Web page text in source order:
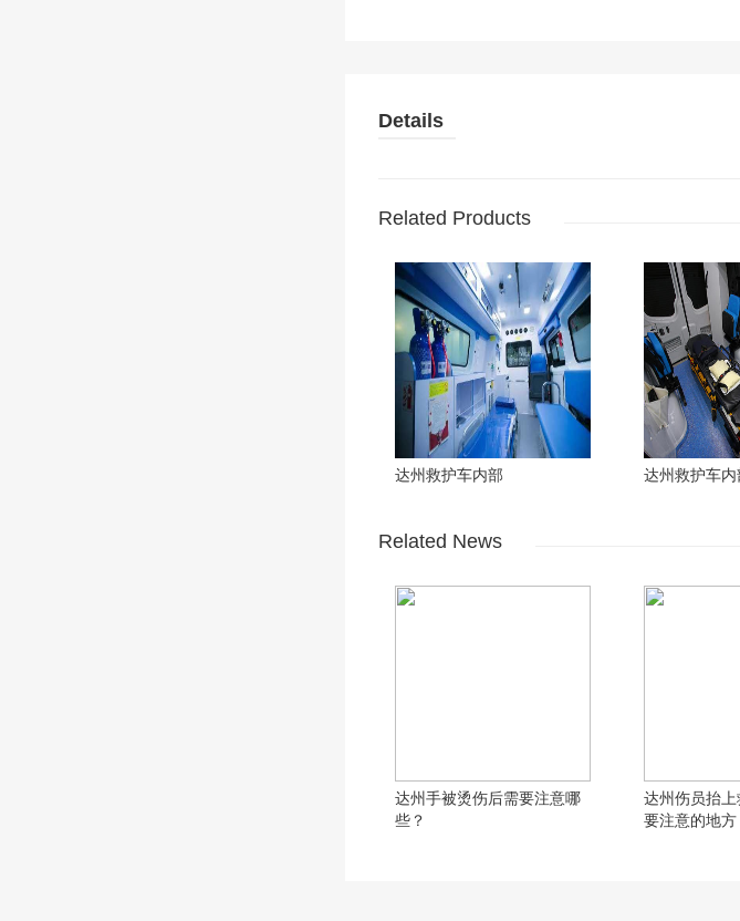
Details
Related Products
达州救护车内部 达州救护车内
Related News
达州手被烫伤后需要注意哪
些？
达州伤员抬
要注意的地方